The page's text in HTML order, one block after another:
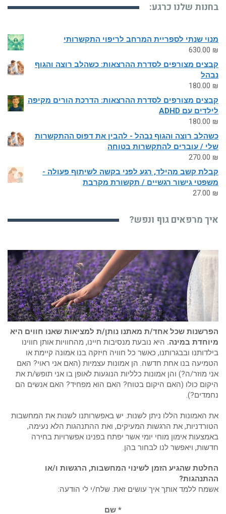
בחנות שלנו כרגע:
מנוי שנתי לספריית המרחב לריפוי התקשרותי
630.00 ₪
קבצים מצורפים לסדרת ההרצאות: כשהלב רוצה והגוף
נבהל
180.00 ₪
קבצים מצורפים לסדרת ההרצאות: הדרכת הורים מקיפה
לילדים עם ADHD
180.00 ₪
כשהלב רוצה והגוף נבהל - להבין את דפוס ההתקשרות
שלי / עוברים להתקשרות בטוחה
270.00 ₪
קבלת קשב מהילד, רגע לפני בקשה לשיתוף פעולה -
משפטי גישור רגשיים / תקשורת מקרבת
27.00 ₪
איך מרפאים גוף ונפש?
הפרשנות שכל אחד/ת מאתנו נותן/ת למציאות שאנו חווים היא
מיוחדת במינה. היא נובעת מנסיבות חיינו, מהחוויות אותן חווינו
בילדותנו ובבגרותנו, כאשר כל חוויה חיזקה בנו אמונה קיימת או
הטמיעה בנו אחת חדשה. הן אמונות עצמיות (האם אני ראוי? האם
אני מוזר/ה?) והן אמונות כלליות הנוגעות לאופן בו אני תופש/ת את
היקום כולו (האם היקום בטוח? האם הוא מפחיד? האם אנשים הם
נחמדים?).
את האמונות הללו ניתן לשנות. יש באפשרותנו לשנות את המחשבות
הטורדניות, את הרגשות המעיקים, ואת ההתנהגות הלא נעימה,
באמצעות אימון מוחי יומי אשר יפתח בפנינו אפשרויות בחירה
חדשות, ויאפשר לנו לבחור בהן.
החלטת שהגיע הזמן לשינוי המחשבות, הרגשות ו/או
ההתנהגות?
אשמח ללמד אותך איך עושים זאת. שלח/י לי הודעה:
* שם